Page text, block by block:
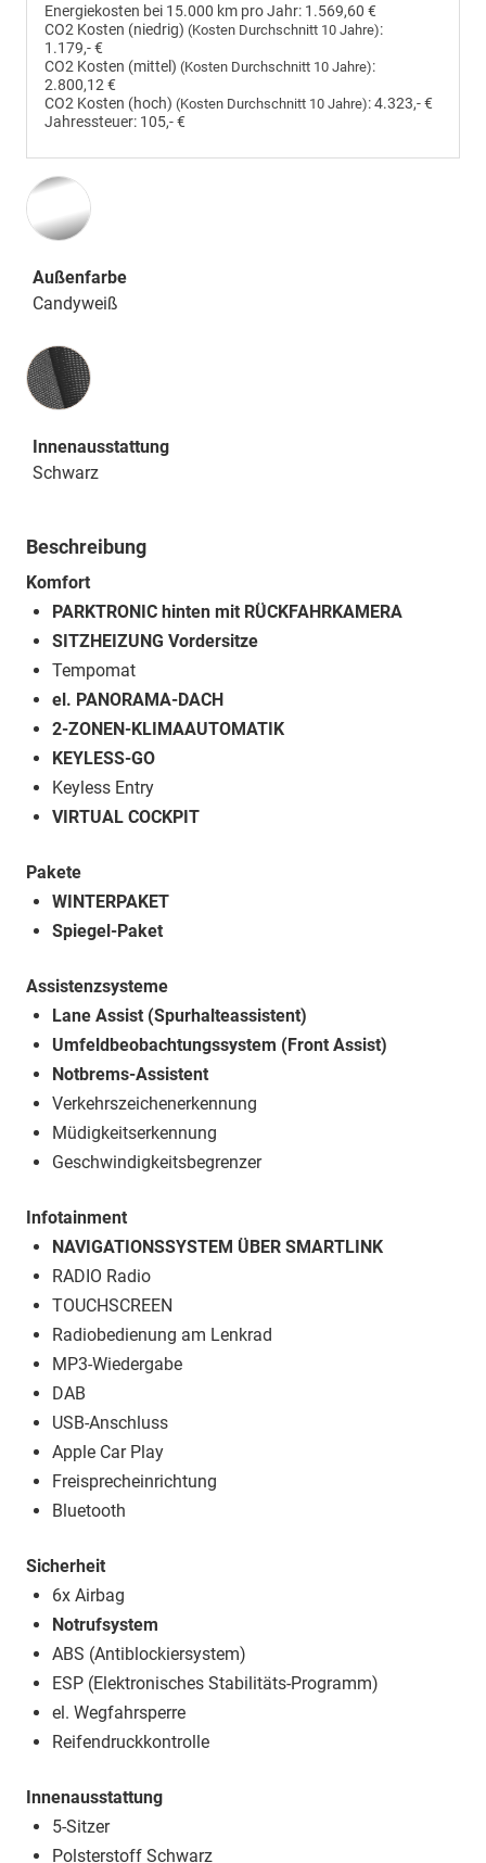
Energiekosten bei 15.000 km pro Jahr: 1.569,60 €
CO2 Kosten (niedrig) (Kosten Durchschnitt 10 Jahre):
1.179,- €
CO2 Kosten (mittel) (Kosten Durchschnitt 10 Jahre):
2.800,12 €
CO2 Kosten (hoch) (Kosten Durchschnitt 10 Jahre):4.323,- €
Jahressteuer: 105,- €
Außenfarbe
Candyweiß
Innenausstattung
Innenausstattung
Schwarz
Beschreibung
Komfort
PARKTRONIC hinten mit RÜCKFAHRKAMERA
SITZHEIZUNG Vordersitze
Tempomat
el. PANORAMA-DACH
2-ZONEN-KLIMAAUTOMATIK
KEYLESS-GO
Keyless Entry
VIRTUAL COCKPIT
Pakete
WINTERPAKET
Spiegel-Paket
Assistenzsysteme
Lane Assist (Spurhalteassistent)
Umfeldbeobachtungssystem (Front Assist)
Notbrems-Assistent
Verkehrszeichenerkennung
Müdigkeitserkennung
Geschwindigkeitsbegrenzer
Infotainment
NAVIGATIONSSYSTEM ÜBER SMARTLINK
RADIO Radio
TOUCHSCREEN
Radiobedienung am Lenkrad
MP3-Wiedergabe
DAB
USB-Anschluss
Apple Car Play
Freisprecheinrichtung
Bluetooth
Sicherheit
6x Airbag
Notrufsystem
ABS (Antiblockiersystem)
ESP (Elektronisches Stabilitäts-Programm)
el. Wegfahrsperre
Reifendruckkontrolle
Innenausstattung
5-Sitzer
Polsterstoff Schwarz